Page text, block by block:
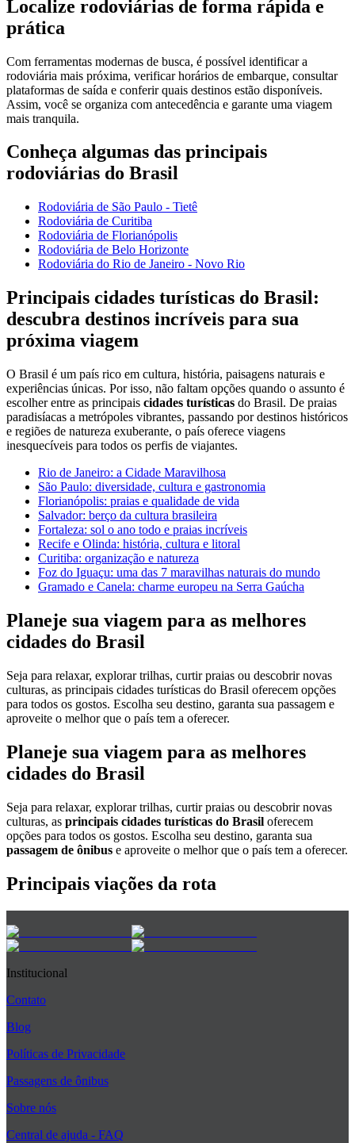
Localize rodoviárias de forma rápida e
prática
Com ferramentas modernas de busca, é possível identificar a
rodoviária mais próxima, verificar horários de embarque, consultar
plataformas de saída e conferir quais destinos estão disponíveis.
Assim, você se organiza com antecedência e garante uma viagem
mais tranquila.
Conheça algumas das principais
rodoviárias do Brasil
Rodoviária de São Paulo - Tietê
Rodoviária de Curitiba
Rodoviária de Florianópolis
Rodoviária de Belo Horizonte
Rodoviária do Rio de Janeiro - Novo Rio
Principais cidades turísticas do Brasil:
descubra destinos incríveis para sua
próxima viagem
O Brasil é um país rico em cultura, história, paisagens naturais e
experiências únicas. Por isso, não faltam opções quando o assunto é
escolher entre as principais cidades turísticas do Brasil. De praias
paradisíacas a metrópoles vibrantes, passando por destinos históricos
e regiões de natureza exuberante, o país oferece viagens
inesquecíveis para todos os perfis de viajantes.
Rio de Janeiro: a Cidade Maravilhosa
São Paulo: diversidade, cultura e gastronomia
Florianópolis: praias e qualidade de vida
Salvador: berço da cultura brasileira
Fortaleza: sol o ano todo e praias incríveis
Recife e Olinda: história, cultura e litoral
Curitiba: organização e natureza
Foz do Iguaçu: uma das 7 maravilhas naturais do mundo
Gramado e Canela: charme europeu na Serra Gaúcha
Planeje sua viagem para as melhores
cidades do Brasil
Seja para relaxar, explorar trilhas, curtir praias ou descobrir novas
culturas, as principais cidades turísticas do Brasil oferecem opções
para todos os gostos. Escolha seu destino, garanta sua passagem e
aproveite o melhor que o país tem a oferecer.
Planeje sua viagem para as melhores
cidades do Brasil
Seja para relaxar, explorar trilhas, curtir praias ou descobrir novas
culturas, as principais cidades turísticas do Brasil oferecem
opções para todos os gostos. Escolha seu destino, garanta sua
passagem de ônibus e aproveite o melhor que o país tem a oferecer.
Principais viações da rota
Institucional
Contato
Blog
Políticas de Privacidade
Passagens de ônibus
Sobre nós
Central de ajuda - FAQ